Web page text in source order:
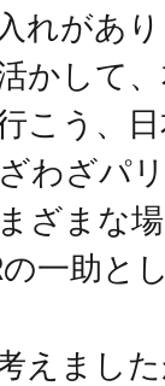
れがあ
かして
こう、
わざパ
ざまな
一助と
えまし